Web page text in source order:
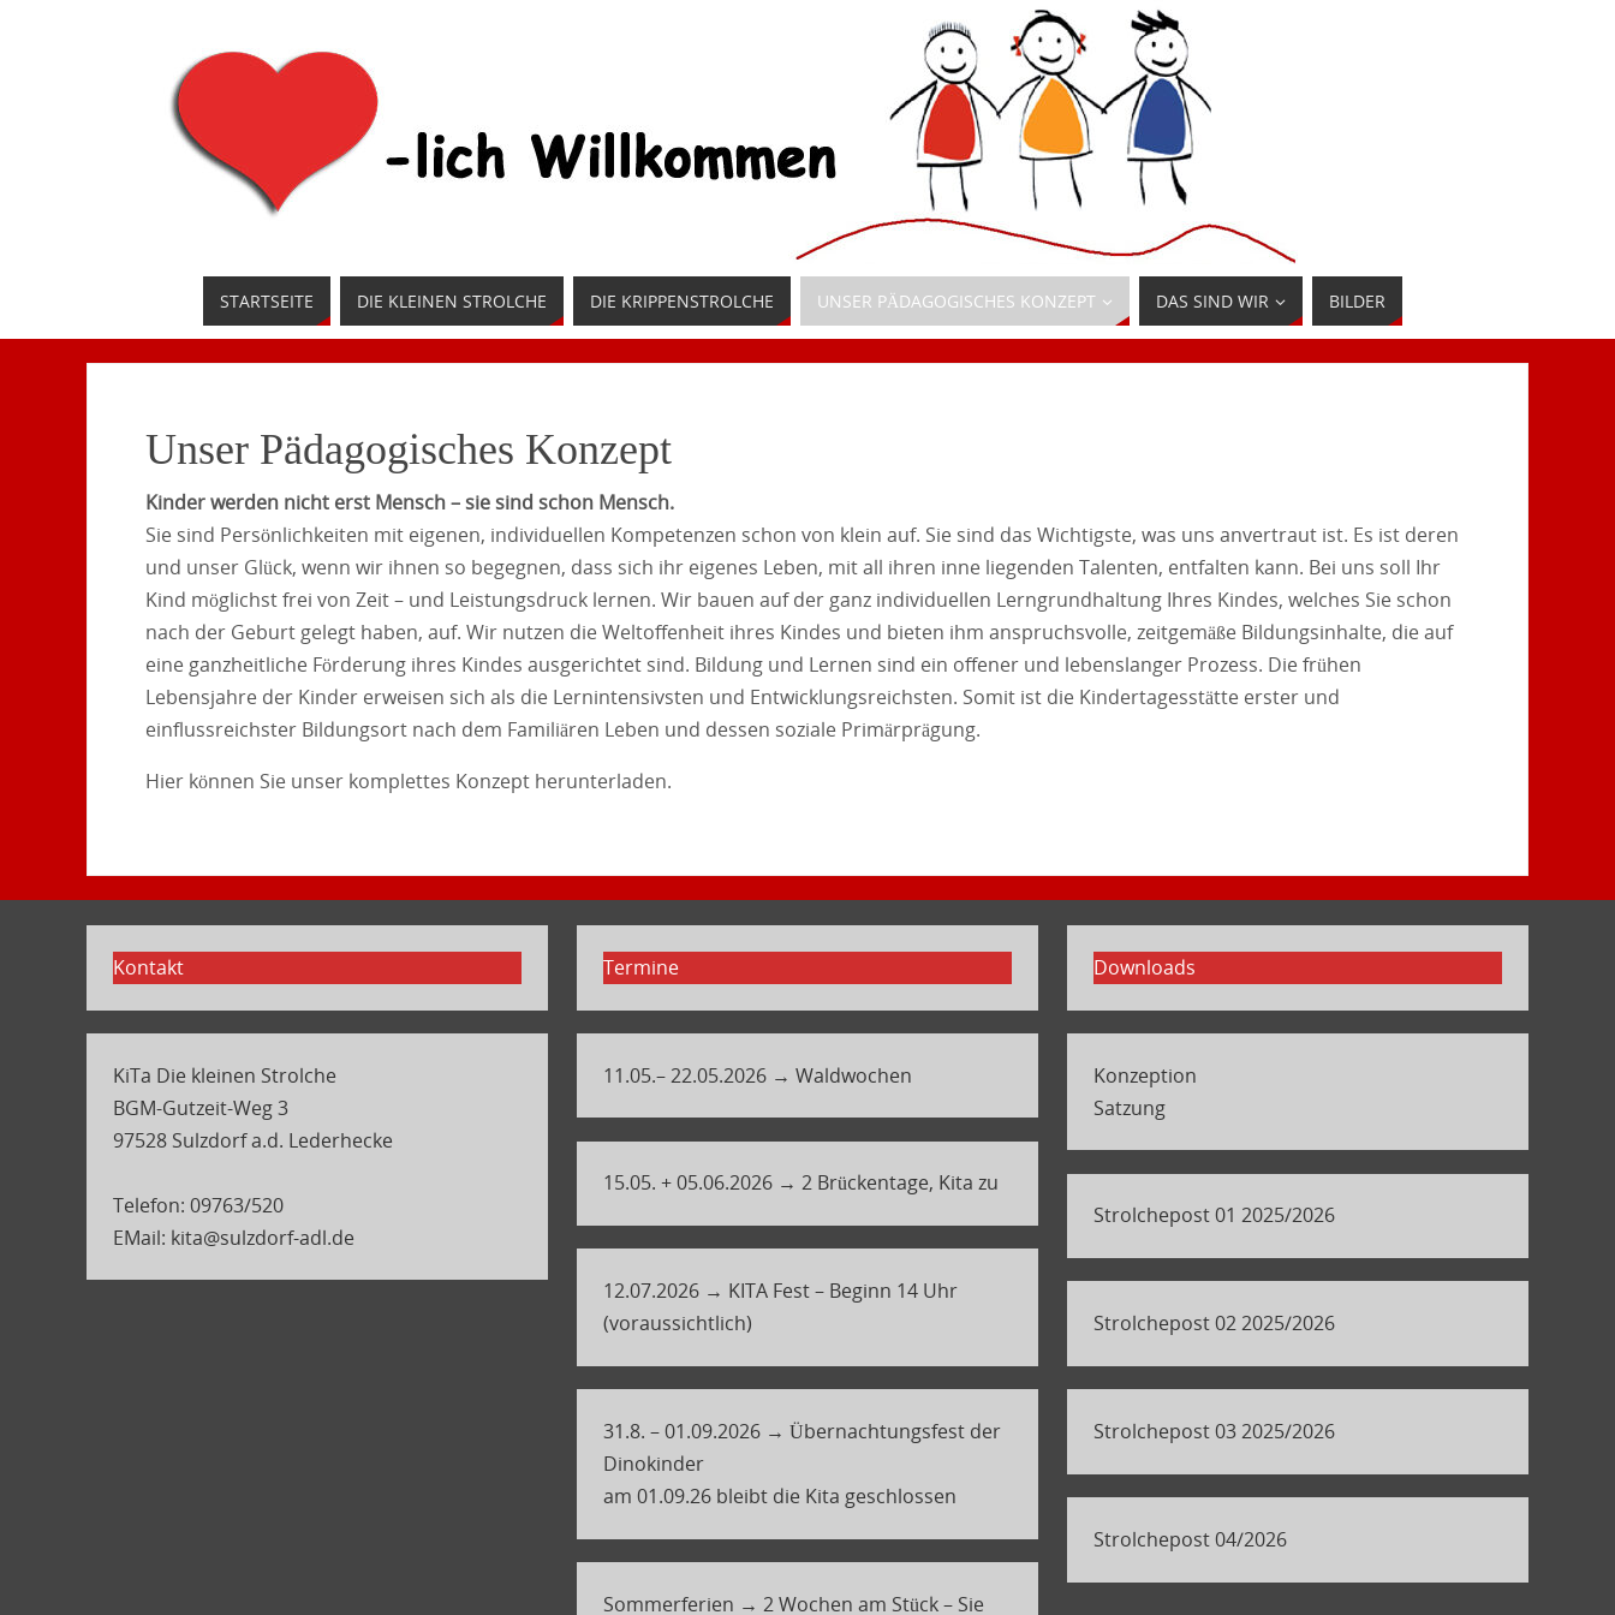
STARTSEITE DIE KLEINEN STROLCHE DIE KRIPPENSTROLCHE UNSER PÄDAGOGISCHES KONZEPT DAS SIND WIR BILDER
Unser Pädagogisches Konzept
Kinder werden nicht erst Mensch – sie sind schon Mensch.
Sie sind Persönlichkeiten mit eigenen, individuellen Kompetenzen schon von klein auf. Sie sind das Wichtigste, was uns anvertraut ist. Es ist deren
und unser Glück, wenn wir ihnen so begegnen, dass sich ihr eigenes Leben, mit all ihren inne liegenden Talenten, entfalten kann. Bei uns soll Ihr
Kind möglichst frei von Zeit – und Leistungsdruck lernen. Wir bauen auf der ganz individuellen Lerngrundhaltung Ihres Kindes, welches Sie schon
nach der Geburt gelegt haben, auf. Wir nutzen die Weltoffenheit ihres Kindes und bieten ihm anspruchsvolle, zeitgemäße Bildungsinhalte, die auf
eine ganzheitliche Förderung ihres Kindes ausgerichtet sind. Bildung und Lernen sind ein offener und lebenslanger Prozess. Die frühen
Lebensjahre der Kinder erweisen sich als die Lernintensivsten und Entwicklungsreichsten. Somit ist die Kindertagesstätte erster und
einflussreichster Bildungsort nach dem Familiären Leben und dessen soziale Primärprägung.
Hier können Sie unser komplettes Konzept herunterladen.
Kontakt
KiTa Die kleinen Strolche
BGM-Gutzeit-Weg 3
97528 Sulzdorf a.d. Lederhecke
Telefon: 09763/520
EMail: kita@sulzdorf-adl.de
Termine
11.05.– 22.05.2026 → Waldwochen
15.05. + 05.06.2026 → 2 Brückentage, Kita zu
12.07.2026 → KITA Fest – Beginn 14 Uhr
(voraussichtlich)
31.8. – 01.09.2026 → Übernachtungsfest der
Dinokinder
am 01.09.26 bleibt die Kita geschlossen
Sommerferien → 2 Wochen am Stück – Sie
Downloads
Konzeption
Satzung
Strolchepost 01 2025/2026
Strolchepost 02 2025/2026
Strolchepost 03 2025/2026
Strolchepost 04/2026